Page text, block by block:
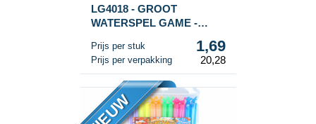
LG4018 - GROOT
WATERSPEL GAME -
(12st.)
Prijs per stuk 1,69
Prijs per verpakking 20,28